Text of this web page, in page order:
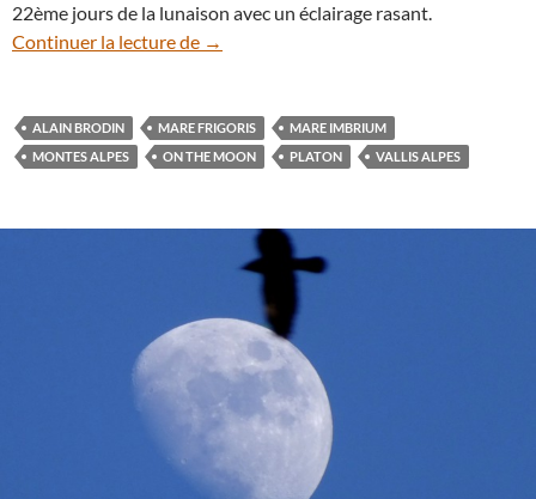
22ème jours de la lunaison avec un éclairage rasant.
Continuer la lecture de Paysages lunaires à explorer (1) : Platon
→
ALAIN BRODIN MARE FRIGORIS
MARE IMBRIUM
MONTES ALPES
ON THE MOON PLATON VALLIS ALPES